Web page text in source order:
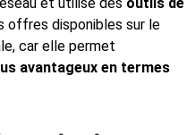
offres disponibles sur le
car elle permet
avantageux en termes